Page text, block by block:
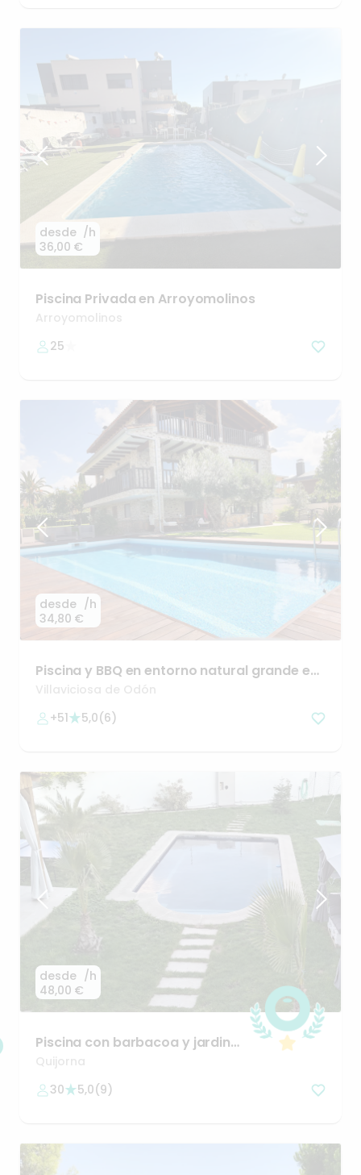
desde
36,00 €
/h
Piscina Privadaen Arroyomolinos
Arroyomolinos
25
desde
34,80 €
/h
Piscina y BBQ en entorno natural grande en
Villaviciosa
Villaviciosa de Odón
+51
5,0(6)
desde
48,00 €
/h
Piscina con barbacoa y jardin
natural
Quijorna
30
5,0(9)